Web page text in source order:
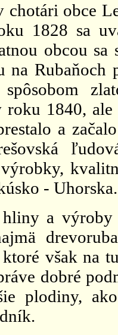
chotári obce
1828 sa
obcou
na
spôsobom
roku 1840,
a
- Uhorska.
a
však na
dobré
plodiny,